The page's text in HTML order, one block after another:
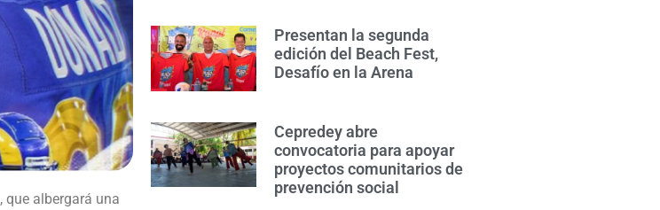
, que albergará una
Presentan la segunda
edición del Beach Fest,
Desafío en la Arena
Cepredey abre
convocatoria para apoyar
proyectos comunitarios de
prevención social